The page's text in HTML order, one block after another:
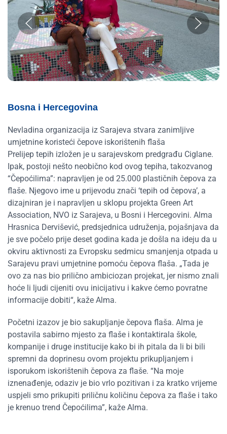
Bosna i Hercegovina
Nevladina organizacija iz Sarajeva stvara zanimljive
umjetnine koristeći čepove iskorištenih flaša
Prelijep tepih izložen je u sarajevskom predgrađu Ciglane.
Ipak, postoji nešto neobično kod ovog tepiha, takozvanog
“Čepoćilima”: napravljen je od 25.000 plastičnih čepova za
flaše. Njegovo ime u prijevodu znači ‘tepih od čepova’, a
dizajniran je i napravljen u sklopu projekta Green Art
Association, NVO iz Sarajeva, u Bosni i Hercegovini. Alma
Hrasnica Dervišević, predsjednica udruženja, pojašnjava da
je sve počelo prije deset godina kada je došla na ideju da u
okviru aktivnosti za Evropsku sedmicu smanjenja otpada u
Sarajevu pravi umjetnine pomoću čepova flaša. „Tada je
ovo za nas bio prilično ambiciozan projekat, jer nismo znali
hoće li ljudi cijeniti ovu inicijativu i kakve ćemo povratne
informacije dobiti“, kaže Alma.
Početni izazov je bio sakupljanje čepova flaša. Alma je
postavila sabirno mjesto za flaše i kontaktirala škole,
kompanije i druge institucije kako bi ih pitala da li bi bili
spremni da doprinesu ovom projektu prikupljanjem i
isporukom iskorištenih čepova za flaše. “Na moje
iznenađenje, odaziv je bio vrlo pozitivan i za kratko vrijeme
uspjeli smo prikupiti priličnu količinu čepova za flaše i tako
je krenuo trend Čepoćilima”, kaže Alma.